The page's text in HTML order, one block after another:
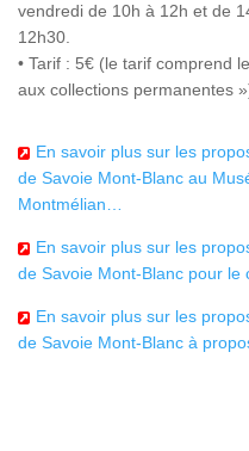
vendredi de 10h à 12h et de
12h30.
• Tarif : 5€ (le tarif comprend
aux collections permanentes
En savoir plus sur les
de Savoie Mont-Blanc au
Montmélian…
En savoir plus sur les
de Savoie Mont-Blanc pour
En savoir plus sur les
de Savoie Mont-Blanc à